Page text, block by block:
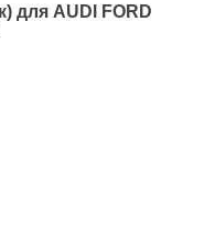
для AUDI FORD